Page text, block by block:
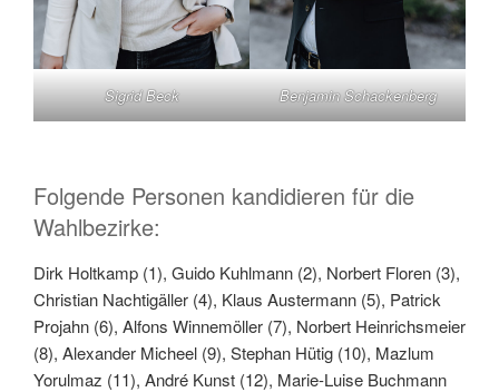
Sigrid Beck Benjamin Schackenberg
Folgende Personen kandidieren für die
Wahlbezirke:
Dirk Holtkamp (1), Guido Kuhlmann (2), Norbert Floren (3),
Christian Nachtigäller (4), Klaus Austermann (5), Patrick
Projahn (6), Alfons Winnemöller (7), Norbert Heinrichsmeier
(8), Alexander Micheel (9), Stephan Hütig (10), Mazlum
Yorulmaz (11), André Kunst (12), Marie-Luise Buchmann